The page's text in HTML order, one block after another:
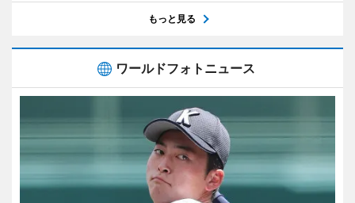
もっと見る
ワールドフォトニュース